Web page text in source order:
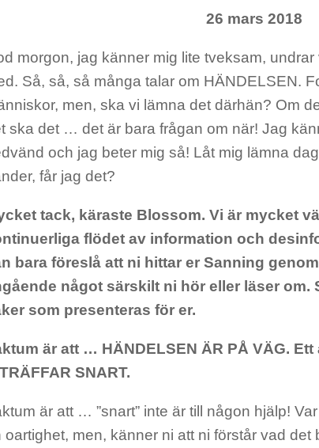
26 mars 2018
morgon, jag känner mig lite tveksam, undrar
Så, så, så många talar om HÄNDELSEN.
men, ska vi lämna det därhän? Om
ska det … det är bara frågan om när! Jag
och jag beter mig så! Låt mig lämna
får jag det?
tack, käraste Blossom. Vi är mycket
flödet av information och
bara föreslå att ni hittar er Sanning
något särskilt ni hör eller läser
som presenteras för er.
är att … HÄNDELSEN ÄR PÅ VÄG.
SNART.
är att … ”snart” inte är till någon hjälp!
oartighet, men, känner ni att ni förstår vad